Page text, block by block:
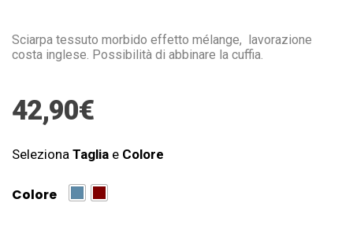
Sciarpa tessuto morbido effetto mélange, lavorazione
costa inglese. Possibilità di abbinare la cuffia.
42,90€
Seleziona Taglia e Colore
Colore